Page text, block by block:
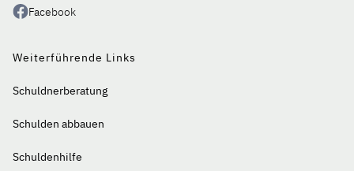
Facebook
Weiterführende Links
Schuldnerberatung
Schulden abbauen
Schuldenhilfe